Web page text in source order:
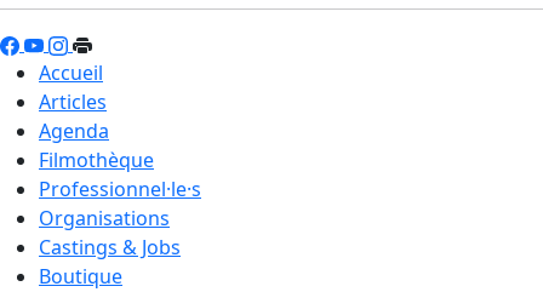
Accueil
Articles
Agenda
Filmothèque
Professionnel·le·s
Organisations
Castings & Jobs
Boutique